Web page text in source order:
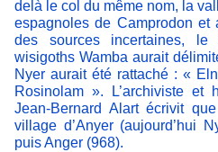
delà le col du même nom, la
espagnoles de Camprodon et
des sources incertaines,
wisigoths Wamba aurait
Nyer aurait été rattaché : «
Rosinolam ». L’archiviste et
Jean-Bernard Alart écrivit
village d’Anyer (aujourd’hui
puis Anger (968).